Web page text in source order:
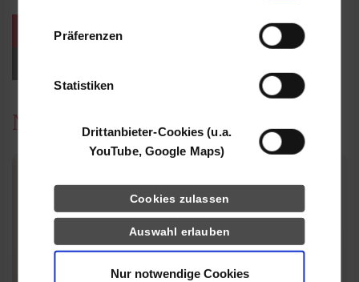
Daten zusammen, die Sie ihnen bereitgestellt
haben oder die sie im Rahmen Ihrer Nutzung
Präferenzen
Statistiken
Drittanbieter-Cookies (u.a.
YouTube, Google Maps)
Cookies zulassen
Auswahl erlauben
Nur notwendige Cookies
weitere Veranstaltungen / Termine
News